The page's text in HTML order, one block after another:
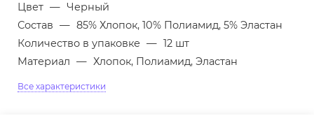
Цвет — Черный
Состав — 85% Хлопок, 10% Полиамид, 5% Эластан
Количество в упаковке — 12 шт
Материал — Хлопок, Полиамид, Эластан
Все характеристики